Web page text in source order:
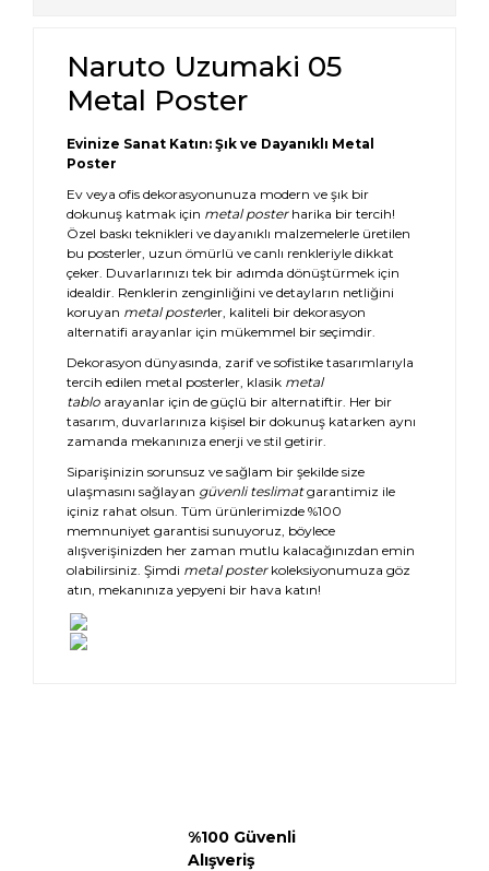
Naruto Uzumaki 05
Metal Poster
Evinize Sanat Katın: Şık ve Dayanıklı Metal
Poster
Ev veya ofis dekorasyonunuza modern ve şık bir
dokunuş katmak için metal posterharika bir tercih!
Özel baskı teknikleri ve dayanıklı malzemelerle üretilen
bu posterler, uzun ömürlü ve canlı renkleriyle dikkat
çeker. Duvarlarınızı tek bir adımda dönüştürmek için
idealdir. Renklerin zenginliğini ve detayların netliğini
koruyan metal posterler, kaliteli bir dekorasyon
alternatifi arayanlar için mükemmel bir seçimdir.
Dekorasyon dünyasında, zarif ve sofistike tasarımlarıyla
tercih edilen metal posterler, klasik metal
tablo arayanlar için de güçlü bir alternatiftir. Her bir
tasarım, duvarlarınıza kişisel bir dokunuş katarken aynı
zamanda mekanınıza enerji ve stil getirir.
Siparişinizin sorunsuz ve sağlam bir şekilde size
ulaşmasını sağlayan güvenli teslimatgarantimiz ile
içiniz rahat olsun. Tüm ürünlerimizde %100
memnuniyet garantisi sunuyoruz, böylece
alışverişinizden her zaman mutlu kalacağınızdan emin
olabilirsiniz. Şimdi metal posterkoleksiyonumuza göz
atın, mekanınıza yepyeni bir hava katın!
%100 Güvenli
Alışveriş